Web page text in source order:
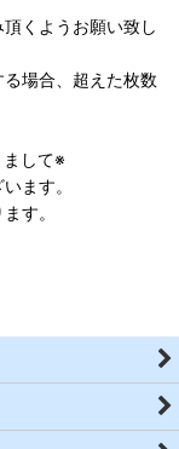
頂くようお願い致し
場合、超えた枚数
して※
ます。
す。